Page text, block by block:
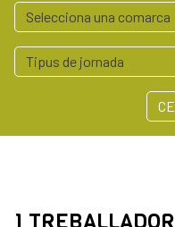
Arrelem - Xarxa